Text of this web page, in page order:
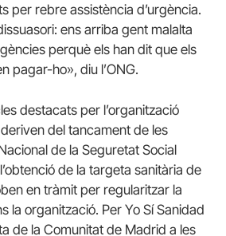
per rebre assistència d’urgència.
ens arriba gent malalta
perquè els han dit que els
pagar-ho», diu l’ONG.
destacats per l’organització
del tancament de les
de la Seguretat Social
de la targeta sanitària de
en tràmit per regularitzar la
la organització. Per Yo Sí Sanidad
de la Comunitat de Madrid a les